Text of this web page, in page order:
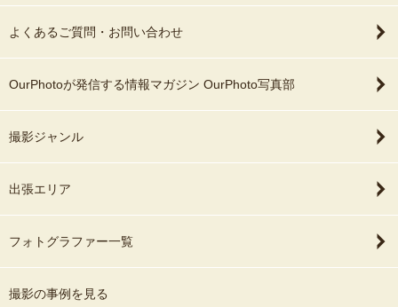
よくあるご質問・お問い合わせ
OurPhotoが発信する情報マガジン OurPhoto写真部
撮影ジャンル
出張エリア
フォトグラファー一覧
撮影の事例を見る